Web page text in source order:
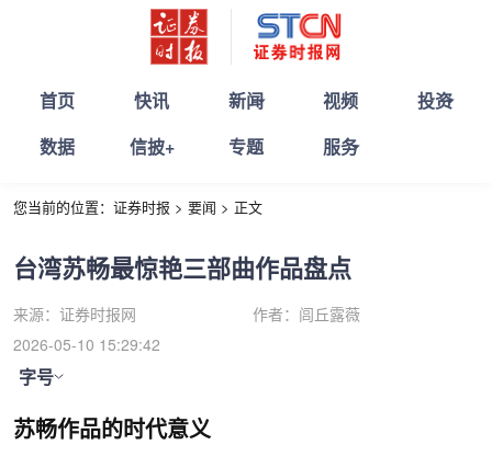
首页 快讯 新闻 视频
投资
数据
信披+ 专题 服务
您当前的位置： 证券时报 > 要闻 > 正文
台湾苏畅最惊艳三部曲作品盘点
来源： 证券时报网 作者： 闾丘露薇
2026-05-10 15:29:42
字号
苏畅作品的时代意义